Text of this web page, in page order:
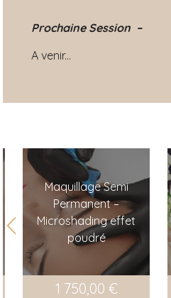
Prochaine Session –
A venir...
Maquillage Semi
Permanent –
Microshading effet
poudré
1 750,00 €